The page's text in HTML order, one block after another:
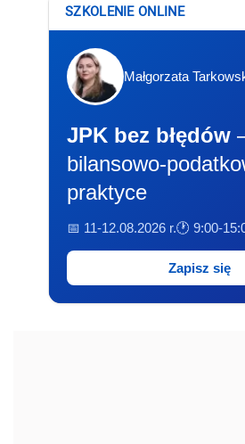
SZKOLENIE ONLINE
Małgorzata
JPK bez błędów
bilansowo-
praktyce
📅 11-12.08.2026 r.🕐 9:00-
Zapisz się